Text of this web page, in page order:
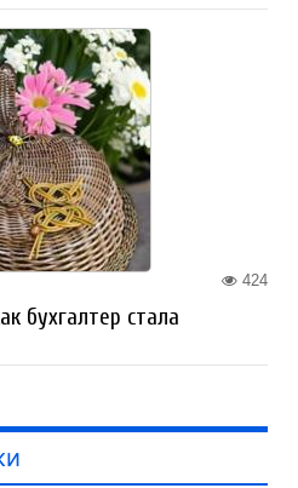
424
бухгалтер стала